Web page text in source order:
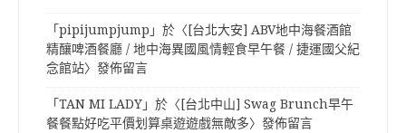
「pipijumpjump 」於〈 [台北大安] ABV地中海餐酒館
精釀啤酒餐廳 / 地中海異國風情輕食早午餐 / 捷運國父紀
念館站〉發佈留言
「TAN MI LADY」於〈 [台北中山] Swag Brunch早午
餐餐點好吃平價划算桌遊遊戲無敵多〉發佈留言